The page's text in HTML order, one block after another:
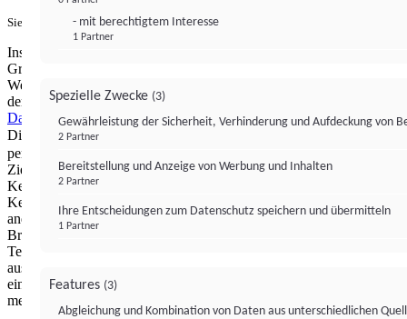
Sie haben ein PUR-Abo?Hier anmelden.
Institutional Money mit Werbung: Wir nutzen aus wirtschaftlichen
Gründen die Möglichkeit, unsere Webseite Dritten als digitalen
Werbeplatz zur Verfügung zu stellen. Über Verarbeitungen, die in
der Verantwortung von uns liegen, können Sie sich in unserer
Datenschutzerklärungnäher informieren.Zur Bereitstellung unserer
Dienste nutzen wir Technologien von
personalisierte Werbung, Messung von Werbeleistung und
Zielgruppenforschung. Cookies, Endgeräte- oder ähnliche Online-
Kennungen (z. B. login-basierte Kennungen, zufällig generierte
Kennungen, netzwerkbasierte Kennungen) können zusammen mit
anderen Informationen (z. B. Browsertyp und
Browserinformationen, Sprache, Bildschirmgröße, unterstützte
Technologien usw.) auf Ihrem Endgerät gespeichert oder von dort
ausgelesen werden, um es jedes Mal wiederzuerkennen, wenn es
eine App oder einer Webseite aufruft. Dies geschieht für einen oder
mehrere der hier aufgeführten Verarbeitungszwecke.
- mit berechtigtem Interesse
1 Partner
Spezielle Zwecke (3)
Gewährleistung der Sicherheit, Verhinderung und Aufdeckung von
2 Partner
Bereitstellung und Anzeige von Werbung und Inhalten
2 Partner
Ihre Entscheidungen zum Datenschutz speichern und übermitteln
1 Partner
Features (3)
Abgleichung und Kombination von Daten aus unterschiedlichen